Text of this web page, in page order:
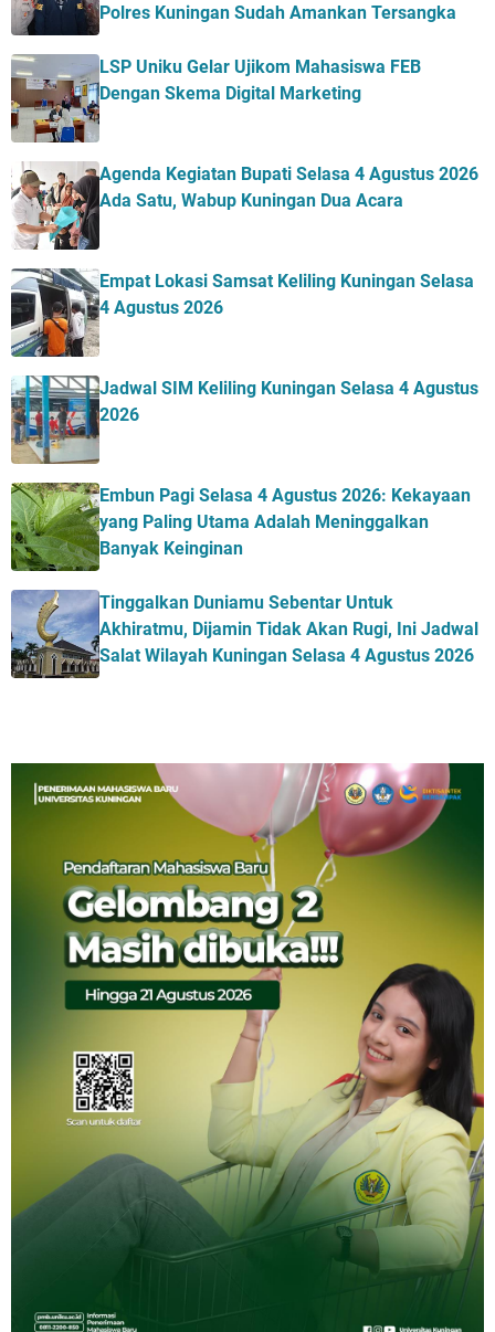
Polres Kuningan Sudah Amankan Tersangka
LSP Uniku Gelar Ujikom Mahasiswa FEB
Dengan Skema Digital Marketing
Agenda Kegiatan Bupati Selasa 4 Agustus 2026
Ada Satu, Wabup Kuningan Dua Acara
Empat Lokasi Samsat Keliling Kuningan Selasa
4 Agustus 2026
Jadwal SIM Keliling Kuningan Selasa 4 Agustus
2026
Embun Pagi Selasa 4 Agustus 2026: Kekayaan
yang Paling Utama Adalah Meninggalkan
Banyak Keinginan
Tinggalkan Duniamu Sebentar Untuk
Akhiratmu, Dijamin Tidak Akan Rugi, Ini Jadwal
Salat Wilayah Kuningan Selasa 4 Agustus 2026